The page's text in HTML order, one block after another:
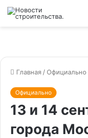
Главная /Официально
Официально
13 и 14
города